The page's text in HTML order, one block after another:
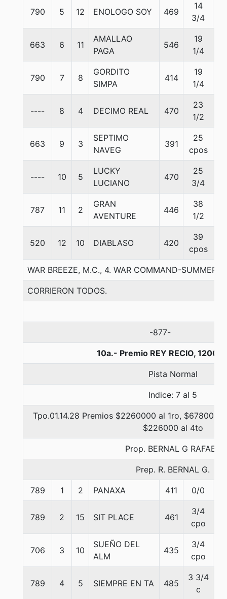
790 5 12 ENOLOGO SOY 469
14
3/4
663 6 11
AMALLAO
PAGA
546
19
1/4
790 7 8
GORDITO
SIMPA
414
19
1/4
---- 8 4 DECIMO REAL 470
23
1/2
663 9 3
SEPTIMO
NAVEG
391
25
cpos
---- 10 5
LUCKY
LUCIANO
470
25
3/4
787 11 2
GRAN
AVENTURE
446
38
1/2
520 12 10 DIABLASO 420
39
cpos
WAR BREEZE, M.C., 4. WAR COMMAND-SUMMER
CORRIERON TODOS.
-877-
10a.- Premio REY RECIO, 1200
Pista Normal
Indice: 7 al 5
Tpo.01.14.28 Premios $2260000 al 1ro, $678000
$226000 al 4to
Prop. BERNAL G RAFAEL
Prep. R. BERNAL G.
789 1 2 PANAXA 411 0/0
789 2 15 SIT PLACE 461
3/4
cpo
706 3 10
SUEÑO DEL
ALM
435
3/4
cpo
789 4 5 SIEMPRE EN TA 485
3 3/4
c